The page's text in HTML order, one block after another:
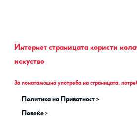
Интернет страницата користи
искуство
За понатамошна употреба на страницата,
Политика на Приватност >
Повеќе >